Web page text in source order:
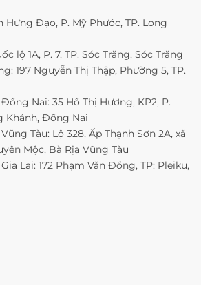
Hưng Đạo, P. Mỹ Phước, TP. Long
lộ 1A, P. 7, TP. Sóc Trăng, Sóc Trăng
197 Nguyễn Thị Thập, Phường 5, TP.
Nai: 35 Hồ Thị Hương, KP2, P.
Khánh, Đồng Nai
Tàu: Lộ 328, Ấp Thạnh Sơn 2A, xã
Mộc, Bà Rịa Vũng Tàu
Lai: 172 Phạm Văn Đồng, TP: Pleiku,